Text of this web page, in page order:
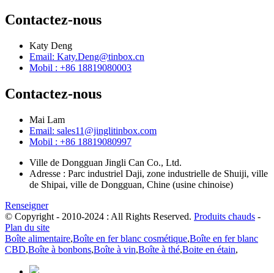
Contactez-nous
Katy Deng
Email: Katy.Deng@tinbox.cn
Mobil : +86 18819080003
Contactez-nous
Mai Lam
Email: sales11@jinglitinbox.com
Mobil : +86 18819080997
Ville de Dongguan Jingli Can Co., Ltd.
Adresse : Parc industriel Daji, zone industrielle de Shuiji, ville
de Shipai, ville de Dongguan, Chine (usine chinoise)
Renseigner
© Copyright - 2010-2024 : All Rights Reserved. Produits chauds -
Plan du site
Boîte alimentaire,Boîte en fer blanc cosmétique,Boîte en fer blanc
CBD,Boîte à bonbons,Boîte à vin,Boîte à thé,Boite en étain,